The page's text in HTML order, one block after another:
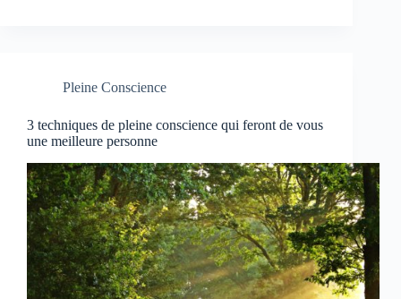
Pleine Conscience
3 techniques de pleine conscience qui feront de vous
une meilleure personne